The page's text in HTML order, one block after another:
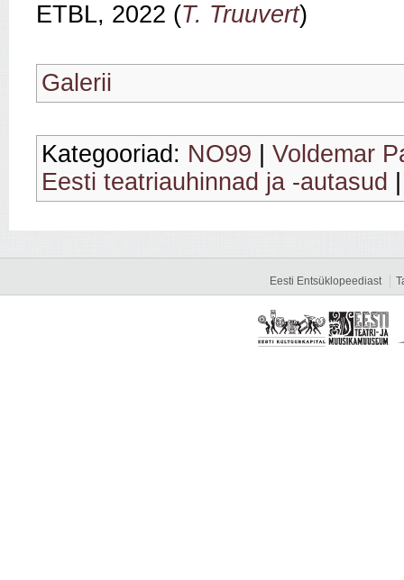
ETBL, 2022 (T. Truuvert)
Galerii
Kategooriad: NO99
Voldemar
Eesti teatriauhinnad ja -autasud
Eesti Entsüklopeediast